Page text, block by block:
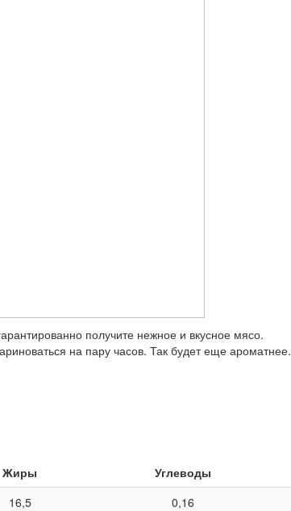
получите нежное и вкусное мясо.
на пару часов. Так будет еще ароматнее.
Жиры Углеводы
16,5 0,16